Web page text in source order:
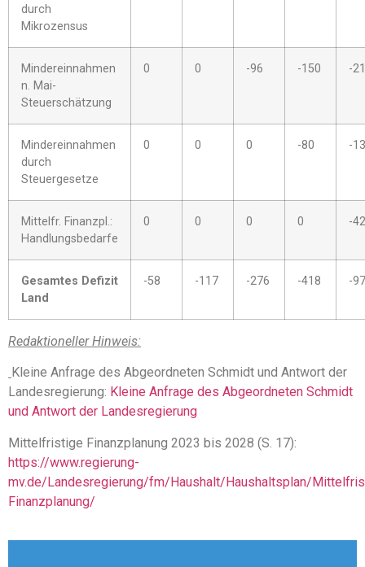
durch
Mikrozensus
Mindereinnahmen
n. Mai-
Steuerschätzung
0 0 -96 -150 -
Mindereinnahmen
durch
Steuergesetze
0 0 0 -80 -
Mittelfr. Finanzpl.:
Handlungsbedarfe
0 0 0 0 -
Gesamtes Defizit
Land
-58 -117 -276 -418 -
Redaktioneller Hinweis:
Kleine Anfrage des Abgeordneten Schmidt und Antwort der
Landesregierung: Kleine Anfrage des Abgeordneten Schmidt
und Antwort der Landesregierung
Mittelfristige Finanzplanung 2023 bis 2028 (S. 17):
https://www.regierung-
mv.de/Landesregierung/fm/Haushalt/Haushaltsplan/
Finanzplanung/